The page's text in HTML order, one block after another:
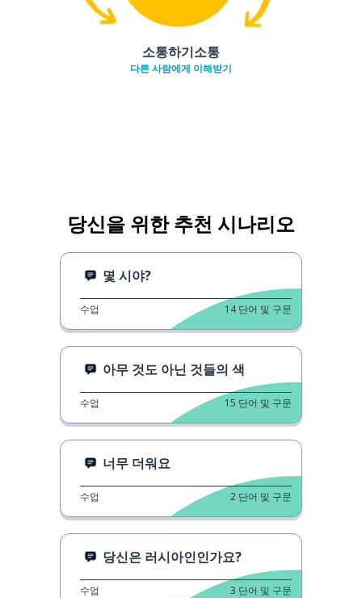
소통하기소통
다른 사람에게 이해받기
당신을 위한 추천 시나리오
몇 시야?
수업 14 단어 및 구문
아무 것도 아닌 것들의 색
수업 15 단어 및 구문
너무 더워요
수업 2 단어 및 구문
당신은 러시아인인가요?
수업 3 단어 및 구문